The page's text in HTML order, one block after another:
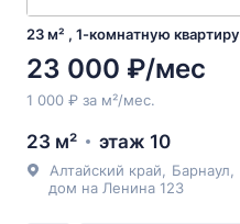
23 м² , 1-комнатную квартиру
23 000 ₽/мес
1 000 ₽ за м²/мес.
23 м² этаж 10
Алтайский край Барнаул
дом на Ленина 123